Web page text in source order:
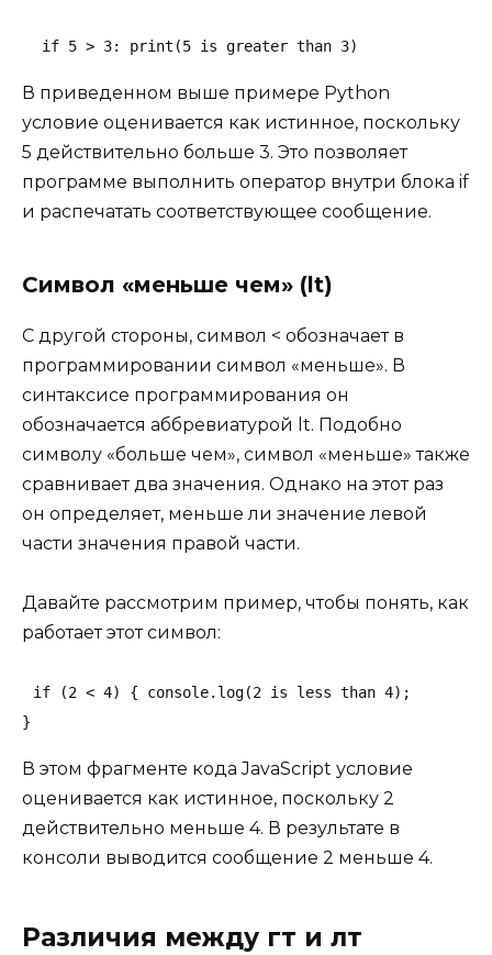
if 5 > 3: print(5 is greater than 3)
В приведенном выше примере Python
условие оценивается как истинное, поскольку
5 действительно больше 3. Это позволяет
программе выполнить оператор внутри блока if
и распечатать соответствующее сообщение.
Символ «меньше чем» (lt)
С другой стороны, символ < обозначает в
программировании символ «меньше». В
синтаксисе программирования он
обозначается аббревиатурой lt. Подобно
символу «больше чем», символ «меньше» также
сравнивает два значения. Однако на этот раз
он определяет, меньше ли значение левой
части значения правой части.
Давайте рассмотрим пример, чтобы понять, как
работает этот символ:
if (2 < 4) { console.log(2 is less than 4);
}
В этом фрагменте кода JavaScript условие
оценивается как истинное, поскольку 2
действительно меньше 4. В результате в
консоли выводится сообщение 2 меньше 4.
Различия между гт и лт